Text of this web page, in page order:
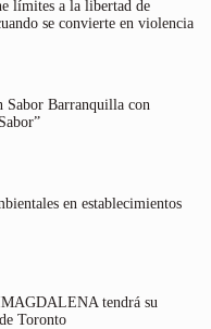
límites a la libertad de
se convierte en violencia
Sabor Barranquilla con
en establecimientos
tendrá su
Toronto